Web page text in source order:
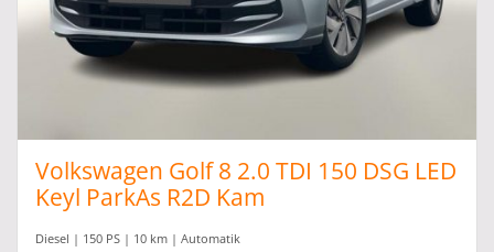
Volkswagen Golf 8 2.0 TDI 150 DSG LED
Keyl ParkAs R2D Kam
Diesel | 150 PS | 10 km | Automatik